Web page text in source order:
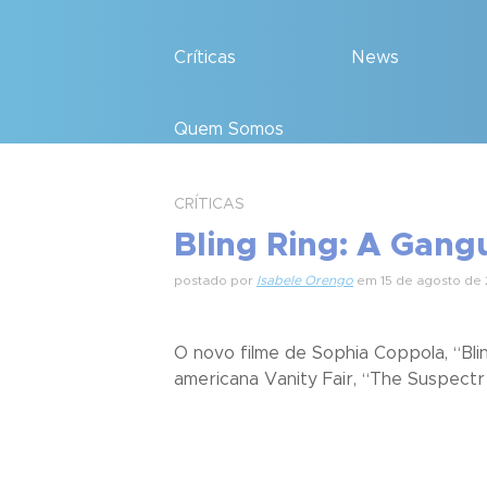
Críticas News
Quem Somos
CRÍTICAS
Bling Ring: A
postado por Isabele Orengo em 15 de agosto de
O novo filme de Sophia Coppola,
americana Vanity Fair, “The